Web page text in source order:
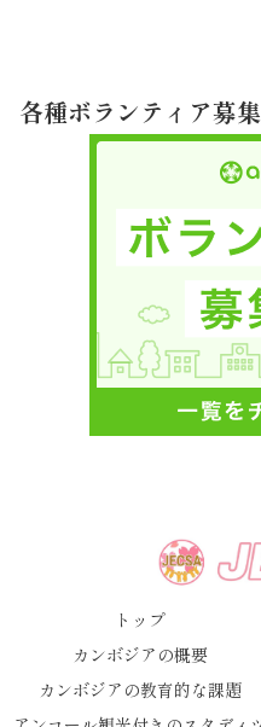
各種ボランティア募
トップ
カンボジアの概要
カンボジアの教育的な課題